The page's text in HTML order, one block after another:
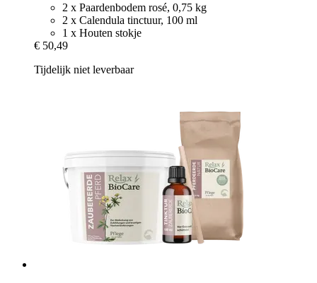
2 x Paardenbodem rosé, 0,75 kg
2 x Calendula tinctuur, 100 ml
1 x Houten stokje
€ 50,49
Tijdelijk niet leverbaar